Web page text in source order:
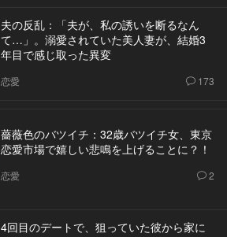
夫の反乱：「夫が、私の誘いを断るなん
て…」。溺愛されていた美人妻が、結婚3
年目で感じ取った異変
恋愛 173
薔薇色のバツイチ：32歳バツイチ女、東京
恋愛市場で嬉しい悲鳴を上げることに？！
恋愛 2
4回目のデートで、狙っていた彼から家に